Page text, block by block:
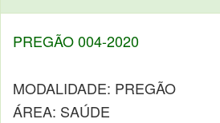
PREGÃO 004-2020
MODALIDADE: PREGÃO
ÁREA: SAÚDE